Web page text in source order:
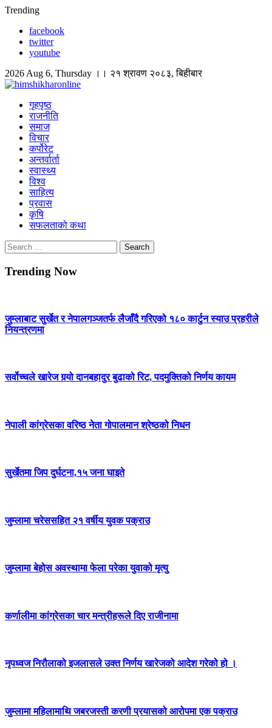
Skip
content
Trending
facebook
twitter
youtube
2026 Aug 6, Thursday ।। २१ श्रावण २०८३, बिहीबार
Himshikhar Online
गृहपृष्ठ
राजनीति
समाज
विचार
कर्पोरेट
अन्तर्वार्ता
स्वास्थ्य
विश्व
साहित्य
प्रवास
कृषि
सफलताको कथा
Search
for:
Trending Now
जुम्लाबाट सुर्खेत र नेपालगञ्जतर्फ लैजाँदै गरिएको १८० कार्टुन स्याउ प्रहरीले
नियन्त्रणमा
सर्वोच्चले खारेज गर्‍यो दानबहादुर बुढाको रिट, पदमुक्तिको निर्णय कायम
नेपाली कांग्रेसका वरिष्ठ नेता गोपालमान श्रेष्ठको निधन
सुर्खेतमा जिप दुर्घटना,१५ जना घाइते
जुम्लामा चरेससहित २१ वर्षीय युवक पक्राउ
जुम्लामा बेहोस अवस्थामा फेला परेका युवाको मृत्यु
कर्णालीमा कांग्रेसका चार मन्त्रीहरूले दिए राजीनामा
नृपध्वज निरौलाको इजलासले उक्त निर्णय खारेजको आदेश गरेको हो ।
जुम्लामा महिलामाथि जबरजस्ती करणी प्रयासको आरोपमा एक पक्राउ